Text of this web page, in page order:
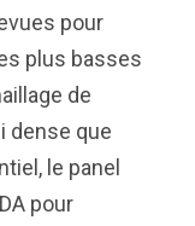
pour
plus basses
de
dense que
le panel
pour